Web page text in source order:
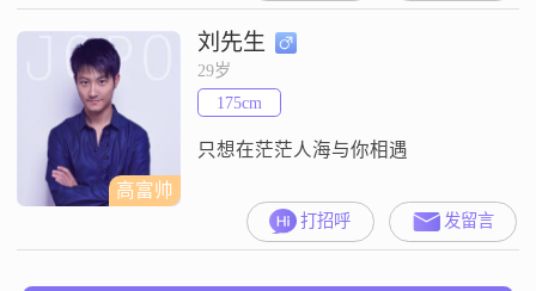
##3002##我觉得自己最大的特点就
是温柔体贴，善解人意##3002##在
生活中，我总是能敏锐地察觉到他
人的情绪变化，并且会尽力去理解
和安慰##3002
高富帅
刘先生
29岁
175cm
只想在茫茫人海与你相遇
打招呼 发留言